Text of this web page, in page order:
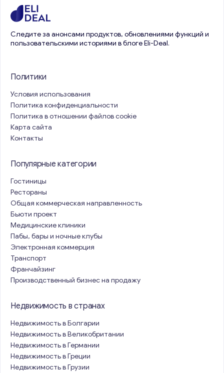
достопримечательностями, как Palm Jumeirah,
Burj Al...
Следите за анонсами продуктов, обновлениями функций и
пользовательскими историями в блоге Eli-Deal.
Политики
Условия использования
Политика конфиденциальности
Политика в отношении файлов cookie
Карта сайта
Контакты
Популярные категории
Гостиницы
Рестораны
Общая коммерческая направленность
Бьюти проект
Медицинские клиники
Пабы, бары и ночные клубы
Электронная коммерция
Транспорт
Франчайзинг
Производственный бизнес на продажу
Недвижимость в странах
Недвижимость в Болгарии
Недвижимость в Великобритании
Недвижимость в Германии
Недвижимость в Греции
Недвижимость в Грузии